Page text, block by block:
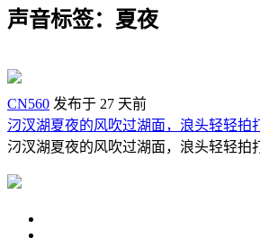
声音标签： 夏夜
CN560 发布于 27 天前
汈汊湖夏夜的风吹过湖面，浪头轻轻拍
汈汊湖夏夜的风吹过湖面，浪头轻轻拍